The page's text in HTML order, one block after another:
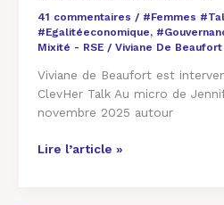
41 commentaires / #Femmes
#Egalitéeconomique,
Mixité - RSE/ Viviane De Beaufort
Viviane de Beaufort est
ClevHer Talk Au micro de
novembre 2025 autour
Lire l’article »